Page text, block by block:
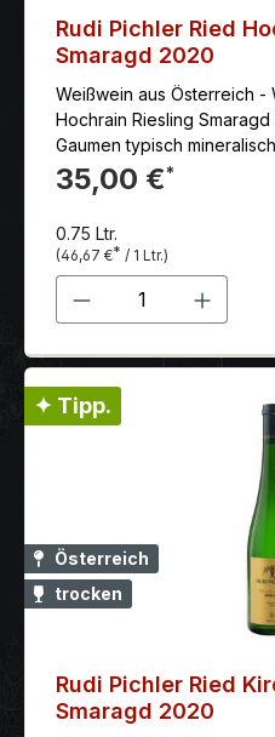
Weinbergslagen
vegan. Mit seiner cremigen
SCHÖNHELL RIESLING
Kalbsragout oder einem
Rudi Pichler Ried
Smaragd 2020
Weißwein aus Österreich -
Hochrain Riesling Smaragd
Gaumen typisch
ausgewogen, dicht und lang
35,00 €*
0.75 Ltr.
(46,67 €* / 1 Ltr.)
Produkt
✦ Tipp.
Österreich
trocken
Rudi Pichler Ried
Smaragd 2020